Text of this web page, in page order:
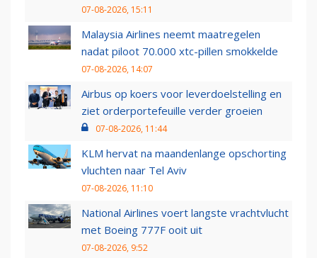
07-08-2026, 15:11
Malaysia Airlines neemt maatregelen
nadat piloot 70.000 xtc-pillen smokkelde
07-08-2026, 14:07
Airbus op koers voor leverdoelstelling en
ziet orderportefeuille verder groeien
07-08-2026, 11:44
KLM hervat na maandenlange opschorting
vluchten naar Tel Aviv
07-08-2026, 11:10
National Airlines voert langste vrachtvlucht
met Boeing 777F ooit uit
07-08-2026, 9:52